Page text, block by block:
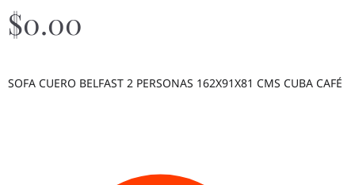
$0.00
SOFA CUERO BELFAST 2 PERSONAS 162X91X81 CMS CUBA CAFÉ